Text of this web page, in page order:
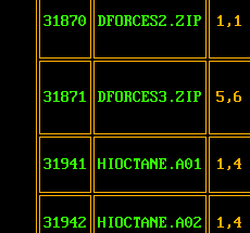
31870 DFORCES2.ZIP 1,1
31871 DFORCES3.ZIP 5,6
31941 HIOCTANE.A01 1,4
31942 HIOCTANE.A02 1,4